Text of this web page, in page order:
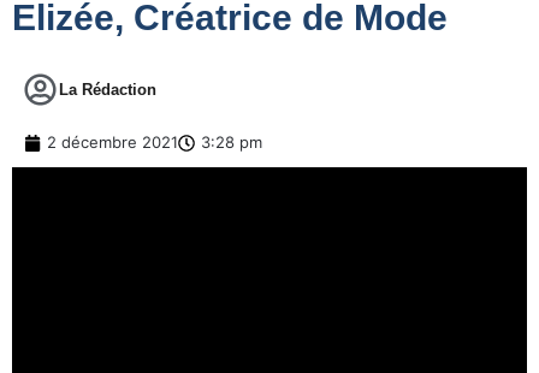
Elizée, Créatrice de Mode
La Rédaction
2 décembre 2021 3:28 pm